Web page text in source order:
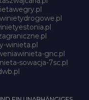
winietydrogowe.pl
winieta.pl
gnc.pl
sowacja-7sc.pl